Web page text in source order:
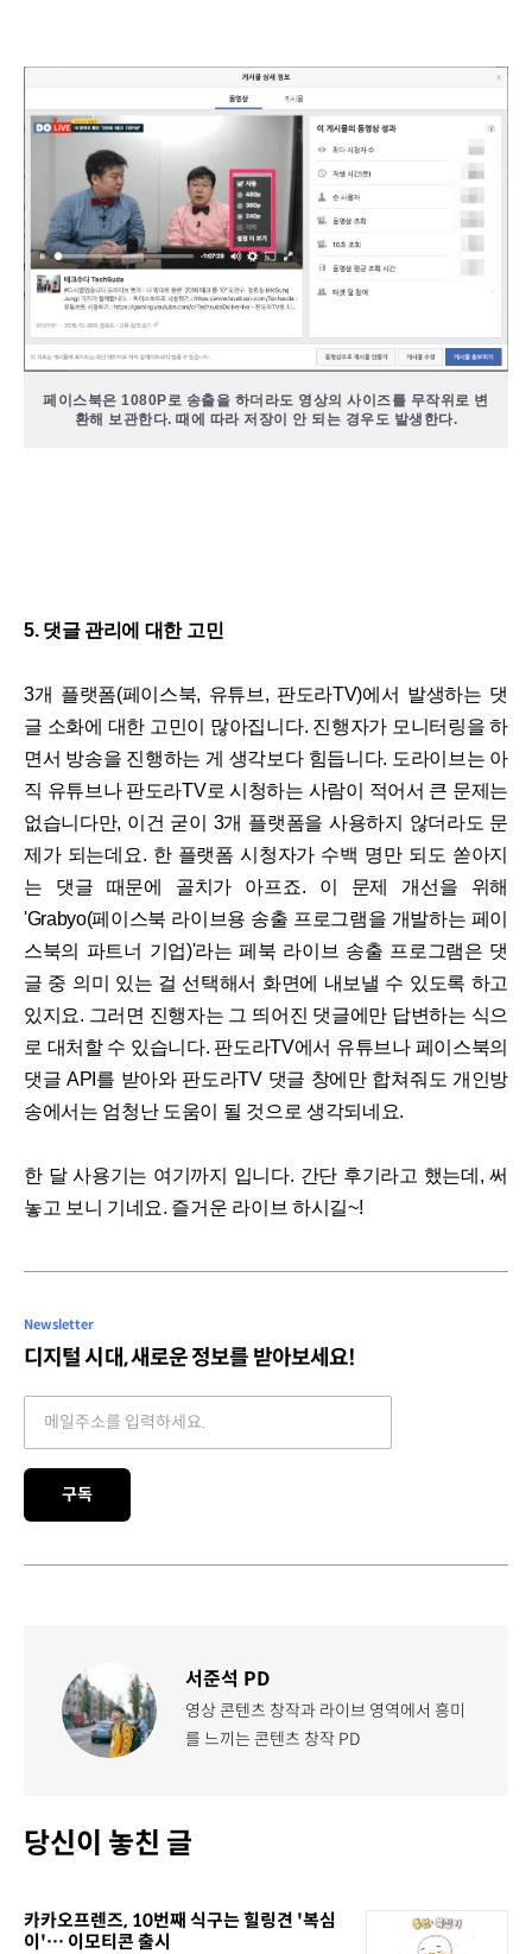
페이스북은 1080P로 송출을 하더라도 영상의 사이즈를 무작위로 변
환해 보관한다. 때에 따라 저장이 안 되는 경우도 발생한다.
5. 댓글 관리에 대한 고민
3개 플랫폼(페이스북, 유튜브, 판도라TV)에서 발생하는 댓
글 소화에 대한 고민이 많아집니다. 진행자가 모니터링을 하
면서 방송을 진행하는 게 생각보다 힘듭니다. 도라이브는 아
직 유튜브나 판도라TV로 시청하는 사람이 적어서 큰 문제는
없습니다만, 이건 굳이 3개 플랫폼을 사용하지 않더라도 문
제가 되는데요. 한 플랫폼 시청자가 수백 명만 되도 쏟아지
는 댓글 때문에 골치가 아프죠. 이 문제 개선을 위해
'Grabyo(페이스북 라이브용 송출 프로그램을 개발하는 페이
스북의 파트너 기업)'라는 페북 라이브 송출 프로그램은 댓
글 중 의미 있는 걸 선택해서 화면에 내보낼 수 있도록 하고
있지요. 그러면 진행자는 그 띄어진 댓글에만 답변하는 식으
로 대처할 수 있습니다. 판도라TV에서 유튜브나 페이스북의
댓글 API를 받아와 판도라TV 댓글 창에만 합쳐줘도 개인방
송에서는 엄청난 도움이 될 것으로 생각되네요.
한 달 사용기는 여기까지 입니다. 간단 후기라고 했는데, 써
놓고 보니 기네요. 즐거운 라이브 하시길~!
Newsletter
디지털 시대, 새로운 정보를 받아보세요!
Email address
구독
서준석 PD
영상 콘텐츠 창작과 라이브 영역에서 흥미
를 느끼는 콘텐츠 창작 PD
당신이 놓친 글
카카오프렌즈, 10번째 식구는 힐링견 '복심
이'… 이모티콘 출시